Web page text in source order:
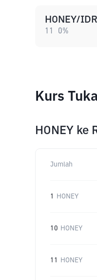
HONEY/IDR
11 0%
Kurs
HONEY ke
Jumlah
1 HONEY
10 HONEY
11 HONEY